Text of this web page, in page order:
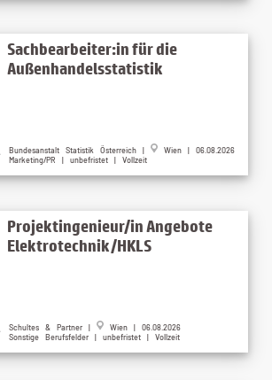
Sachbearbeiter:in für die
Außenhandelsstatistik
Bundesanstalt Statistik Österreich |
Wien | 06.08.2026
Marketing/PR | unbefristet | Vollzeit
Projektingenieur/in Angebote
Elektrotechnik/HKLS
Schultes & Partner |
Wien | 06.08.2026
Sonstige Berufsfelder | unbefristet | Vollzeit